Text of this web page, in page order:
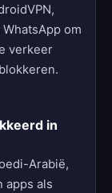
om
verkeer
in
Arabië,
apps als